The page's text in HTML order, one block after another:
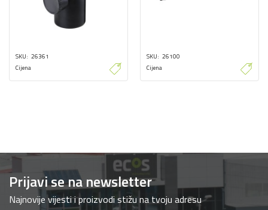
SKU 26361
Cijena
SKU 26100
Cijena
Prijavi se na newsletter
Najnovije vijesti i proizvodi stižu na tvoju adresu